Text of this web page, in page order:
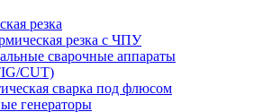
резка
резка с ЧПУ
сварочные аппараты
CUT)
сварка под флюсом
генераторы